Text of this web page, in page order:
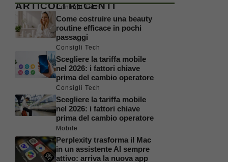
ARTICOLI RECENTI
Consigli Tech
Come costruire una beauty
routine efficace in pochi
passaggi
Consigli Tech
Scegliere la tariffa mobile
nel 2026: i fattori chiave
prima del cambio operatore
Consigli Tech
Scegliere la tariffa mobile
nel 2026: i fattori chiave
prima del cambio operatore
Mobile
Perplexity trasforma il Mac
in un assistente AI sempre
attivo: arriva la nuova app